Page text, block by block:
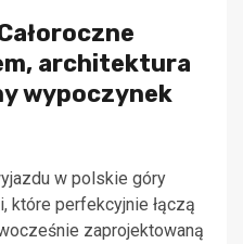
architektura
wypoczynek
w polskie góry
które perfekcyjnie łączą
zaprojektowaną